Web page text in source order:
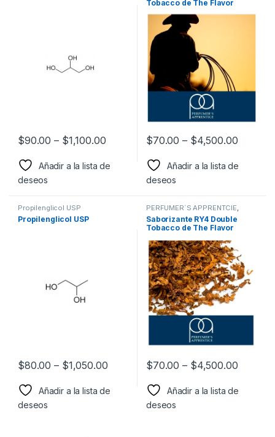
$90.00 – $1,100.00
Añadir a la lista de
deseos
Tobacco de The Flavor
$70.00 – $4,500.00
Añadir a la lista de
deseos
Propilenglicol USP
Propilenglicol USP
$80.00 – $1,050.00
Añadir a la lista de
deseos
PERFUMER´S APPRENTCIE
Sabor a Tabaco
Tabaco,Saborizantes
Saborizante RY4 Double
Tobacco de The Flavor
$70.00 – $4,500.00
Añadir a la lista de
deseos